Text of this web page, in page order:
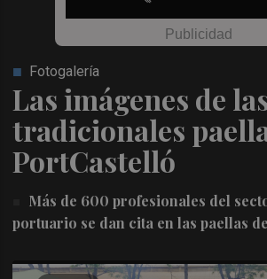
Las imágenes de
tradicionales
PortCastelló
Fotogalería
Más de 600 profesionales del
portuario se dan cita en las paellas